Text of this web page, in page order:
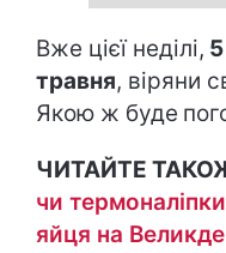
Вже цієї неділі, 5
травня, віряни
Якою ж буде
ЧИТАЙТЕ
чи
яйця на